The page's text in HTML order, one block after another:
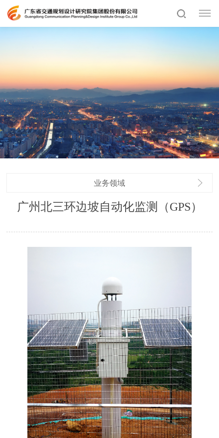
业务领域
广州北三环边坡自动化监测（GPS）